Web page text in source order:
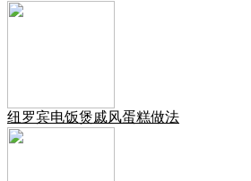
纽罗宾电饭煲戚风蛋糕做法